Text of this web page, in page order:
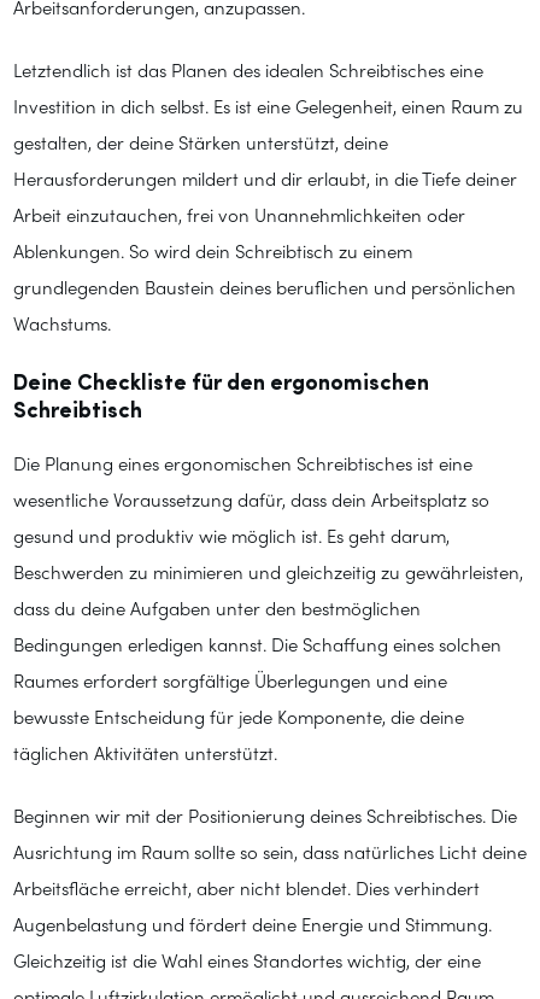
Arbeitsanforderungen, anzupassen.
Letztendlich ist das Planen des idealen Schreibtisches eine
Investition in dich selbst. Es ist eine Gelegenheit, einen Raum zu
gestalten, der deine Stärken unterstützt, deine
Herausforderungen mildert und dir erlaubt, in die Tiefe deiner
Arbeit einzutauchen, frei von Unannehmlichkeiten oder
Ablenkungen. So wird dein Schreibtisch zu einem
grundlegenden Baustein deines beruflichen und persönlichen
Wachstums.
Deine Checkliste für den ergonomischen
Schreibtisch
Die Planung eines ergonomischen Schreibtisches ist eine
wesentliche Voraussetzung dafür, dass dein Arbeitsplatz so
gesund und produktiv wie möglich ist. Es geht darum,
Beschwerden zu minimieren und gleichzeitig zu gewährleisten,
dass du deine Aufgaben unter den bestmöglichen
Bedingungen erledigen kannst. Die Schaffung eines solchen
Raumes erfordert sorgfältige Überlegungen und eine
bewusste Entscheidung für jede Komponente, die deine
täglichen Aktivitäten unterstützt.
Beginnen wir mit der Positionierung deines Schreibtisches. Die
Ausrichtung im Raum sollte so sein, dass natürliches Licht deine
Arbeitsfläche erreicht, aber nicht blendet. Dies verhindert
Augenbelastung und fördert deine Energie und Stimmung.
Gleichzeitig ist die Wahl eines Standortes wichtig, der eine